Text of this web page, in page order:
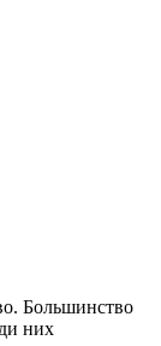
Большинство
них